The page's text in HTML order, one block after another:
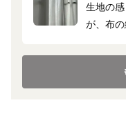
とがな
すべきで
生地の
が、布の
窓の外
確かに